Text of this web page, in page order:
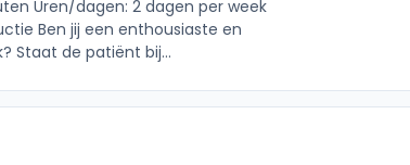
Uren/dagen: 2 dagen per week
Ben jij een enthousiaste en
Staat de patiënt bij...